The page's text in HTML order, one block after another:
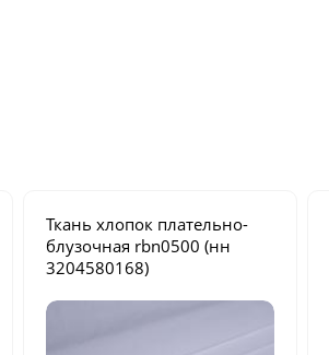
Ткань хлопок плательно-
блузочная rbn0500 (нн
3204580168)